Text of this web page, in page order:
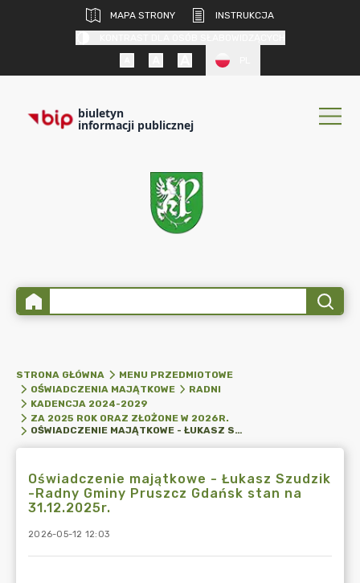
MAPA STRONY
INSTRUKCJA
biuletyn
informacji publicznej
STRONA GŁÓWNA
MENU PRZEDMIOTOWE
OŚWIADCZENIA MAJĄTKOWE
RADNI
KADENCJA 2024-2029
ZA 2025 ROK ORAZ ZŁOŻONE W 2026R.
OŚWIADCZENIE MAJĄTKOWE - ŁUKASZ SZUDZIK -RADNY GMINY PRUSZCZ GDAŃSK STAN NA 31.12.2025R.
Oświadczenie majątkowe - Łukasz Szudzik
-Radny Gminy Pruszcz Gdańsk stan na
31.12.2025r.
2026-05-12 12:03